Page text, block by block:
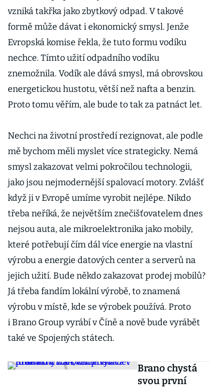
vzniká takřka jako zbytkový odpad. V takové
formě může dávat i ekonomický smysl. Jenže
Evropská komise řekla, že tuto formu vodíku
nechce. Tímto užití odpadního vodíku
znemožnila. Vodík ale dává smysl, má obrovskou
energetickou hustotu, větší než nafta a benzin.
Proto tomu věřím, ale bude to tak za patnáct let.
Nechci na životní prostředí rezignovat, ale podle
mě bychom měli myslet více strategicky. Nemá
smysl zakazovat velmi pokročilou technologii,
jako jsou nejmodernější spalovací motory. Zvlášť
když ji v Evropě umíme vyrobit nejlépe. Nikdo
třeba neříká, že největším znečišťovatelem dnes
nejsou auta, ale mikroelektronika jako mobily,
které potřebují čím dál více energie na vlastní
výrobu a energie datových center a serverů na
jejich užití. Bude někdo zakazovat prodej mobilů?
Já třeba fandím lokální výrobě, to znamená
výrobu v místě, kde se výrobek používá. Proto
i Brano Group vyrábí v Číně a nově bude vyrábět
také ve Spojených státech.
Brano chystá
svou první